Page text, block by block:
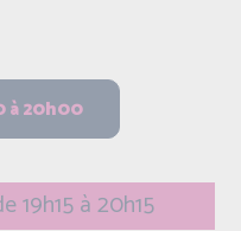
19h15 à 20h15